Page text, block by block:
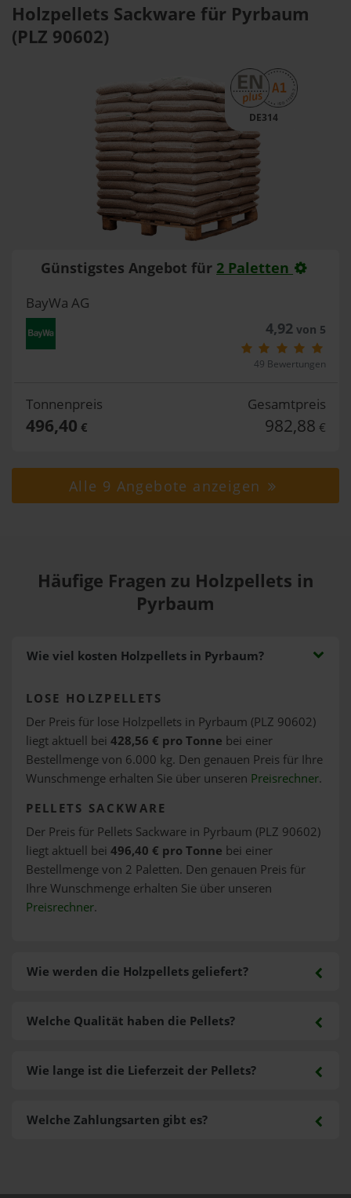
Holzpellets Sackware für Pyrbaum
(PLZ 90602)
DE314
Günstigstes Angebot für 2 Paletten
BayWa AG
4,92von 5
49 Bewertungen
Tonnenpreis
496,40 €
Gesamtpreis
982,88 €
Alle 9 Angebote anzeigen
Häufige Fragen zu Holzpellets in
Pyrbaum
Wie viel kosten Holzpellets in Pyrbaum?
LOSE HOLZPELLETS
Der Preis für lose Holzpellets in Pyrbaum (PLZ 90602)
liegt aktuell bei 428,56 € pro Tonne bei einer
Bestellmenge von 6.000 kg. Den genauen Preis für Ihre
Wunschmenge erhalten Sie über unseren Preisrechner.
PELLETS SACKWARE
Der Preis für Pellets Sackware in Pyrbaum (PLZ 90602)
liegt aktuell bei 496,40 € pro Tonne bei einer
Bestellmenge von 2 Paletten. Den genauen Preis für
Ihre Wunschmenge erhalten Sie über unseren
Preisrechner.
Wie werden die Holzpellets geliefert?
Welche Zahlungsarten gibt es?
Welche Qualität haben die Pellets?
Wie lange ist die Lieferzeit der Pellets?